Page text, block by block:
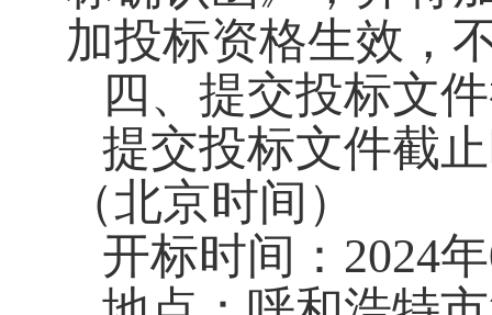
加投标资格生效，
四、提交投标文
提交投标文件截
（北京时间）
开标时间：2024